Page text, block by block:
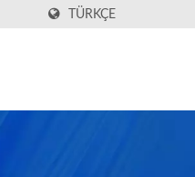
TÜRKÇE